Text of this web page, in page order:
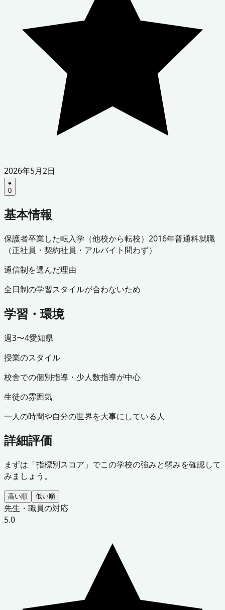
2026年5月2日
0
基本情報
保護者卒業した転入学（他校から転校） 2016年普通科就職
（正社員・契約社員・アルバイト問わず）
通信制を選んだ理由
全日制の学習スタイルが合わないため
学習・環境
週3〜4愛知県
授業のスタイル
校舎での個別指導・少人数指導が中心
生徒の雰囲気
一人の時間や自分の世界を大事にしている人
詳細評価
まずは「指標別スコア」でこの学校の強みと弱みを確認して
みましょう。
高い順 低い順
先生・職員の対応
5.0